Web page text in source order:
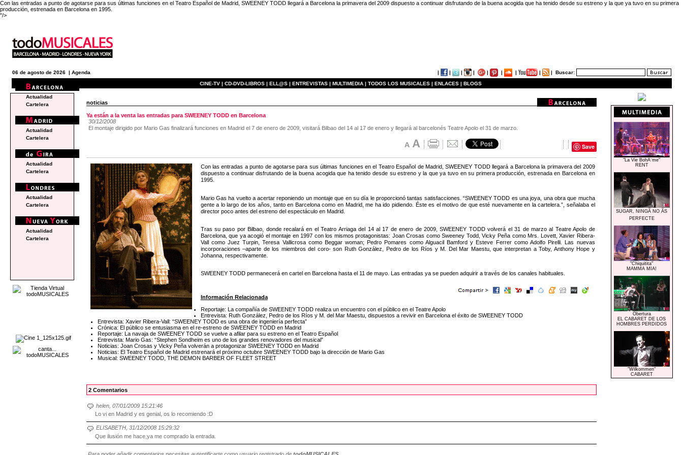
Con las entradas a punto de agotarse para sus últimas funciones en el Teatro Español de Madrid, SWEENEY TODD llegará a Barcelona la primavera del 2009 dispuesto a continuar disfrutando de la buena acogida que ha tenido desde su estreno y la que ya tuvo en su primera
producción, estrenada en Barcelona en 1995.
"/>
06 de agosto de 2026 | Agenda | | | | | | | | | Buscar:
CINE-TV | CD-DVD-LIBROS | ELL@S | ENTREVISTAS | MULTIMEDIA | TODOS LOS MUSICALES | ENLACES | BLOGS
noticias
Ya están a la venta las entradas para SWEENEY TODD en Barcelona
30/12/2008
El montaje dirigido por Mario Gas finalizará funciones en Madrid el 7 de enero de 2009, visitará Bilbao del 14 al 17 de enero y llegará al barcelonés Teatre Apolo el 31 de marzo.
Save
Con las entradas a punto de agotarse para sus últimas funciones en el Teatro Español de Madrid, SWEENEY TODD llegará a Barcelona la primavera del 2009
dispuesto a continuar disfrutando de la buena acogida que ha tenido desde su estreno y la que ya tuvo en su primera producción, estrenada en Barcelona en
1995.
Mario Gas ha vuelto a acertar reponiendo un montaje que en su día le proporcionó tantas satisfacciones. “SWEENEY TODD es una joya, una obra que mucha
gente a lo largo de los años, tanto en Barcelona como en Madrid, me ha ido pidiendo. Éste es el motivo de que esté nuevamente en la cartelera.”, señalaba el
director poco antes del estreno del espectáculo en Madrid.
Tras su paso por Bilbao, donde recalará en el Teatro Arriaga del 14 al 17 de enero de 2009, SWEENEY TODD volverá el 31 de marzo al Teatre Apolo de
Barcelona, que ya acogió el montaje en 1997 con los mismos protagonistas: Joan Crosas como Sweeney Todd, Vicky Peña como Mrs. Lovett, Xavier Ribera-
Vall como Juez Turpin, Teresa Vallicrosa como Beggar woman; Pedro Pomares como Alguacil Bamford y Esteve Ferrer como Adolfo Pirelli. Las nuevas
incorporaciones –aparte de los miembros del coro- son Ruth González, Pedro de los Ríos y M. Del Mar Maestu, que interpretan a Toby, Anthony Hope y
Johanna, respectivamente.
SWEENEY TODD permanecerá en cartel en Barcelona hasta el 11 de mayo. Las entradas ya se pueden adquirir a través de los canales habituales.
Información Relacionada
Reportaje: La compañía de SWEENEY TODD realiza un encuentro con el público en el Teatre Apolo
Entrevista: Ruth González, Pedro de los Ríos y M. del Mar Maestu, dispuestos a revivir en Barcelona el éxito de SWEENEY TODD
Entrevista: Xavier Ribera-Vall: “SWEENEY TODD es una obra de ingeniería perfecta”
Crónica: El público se entusiasma en el re-estreno de SWEENEY TODD en Madrid
Reportaje: La navaja de SWEENEY TODD se vuelve a afilar para su estreno en el Teatro Español
Entrevista: Mario Gas: “Stephen Sondheim es uno de los grandes renovadores del musical”
Noticias: Joan Crosas y Vicky Peña volverán a protagonizar SWEENEY TODD en Madrid
Noticias: El Teatro Español de Madrid estrenará el próximo octubre SWEENEY TODD bajo la dirección de Mario Gas
Musical: SWEENEY TODD, THE DEMON BARBER OF FLEET STREET
2 Comentarios
helen, 07/01/2009 15:21:46
Lo vi en Madrid y es genial, os lo recomiendo :D
ELISABETH, 31/12/2008 15:29:32
Que ilusión me hace,ya me comprado la entrada.
Actualidad
Cartelera
Actualidad
Cartelera
Actualidad
Cartelera
Actualidad
Cartelera
Actualidad
Cartelera
"La Vie BohÃ¨me"
RENT
SUGAR, NINGÃ NO ÃS
PERFECTE
"Chiquitita"
MAMMA MIA!
Obertura
EL CABARET DE LOS
HOMBRES PERDIDOS
"Wilkommen"
CABARET